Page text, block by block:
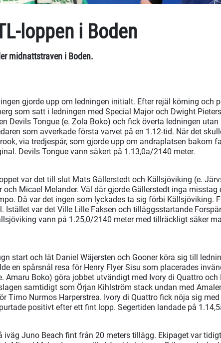
loppen i Boden
midnattstraven i Boden.
gjorde upp om ledningen initialt. Efter rejäl körning och
som satt i ledningen med Special Major och Dwight
Devils Tongue (e. Zola Boko) och fick överta ledningen
som avverkade första varvet på en 1.12-tid. När det
via tredjespår, som gjorde upp om andraplatsen bakom
Devils Tongue vann säkert på 1.13,0a/2140 meter.
var det till slut Mats Gällerstedt och Källsjöviking (e.
Micael Melander. Väl där gjorde Gällerstedt inga
Då var det ingen som lyckades ta sig förbi Källsjöviking.
Istället var det Ville Lille Faksen och tilläggsstartande
vann på 1.25,0/2140 meter med tillräckligt säker
start och lät Daniel Wäjersten och Gooner köra sig till
en spårsnål resa för Henry Flyer Sisu som placerades
Amaru Boko) göra jobbet utvändigt med Ivory di Quattro och
samtidigt som Örjan Kihlström stack undan med
Timo Nurmos Harperstrea. Ivory di Quattro fick nöja sig
positivt efter ett fint lopp. Segertiden landade på
iväg Juno Beach fint från 20 meters tillägg. Ekipaget var